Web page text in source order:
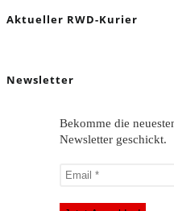
Aktueller RWD-Kurier
Newsletter
Bekomme die
Newsletter geschickt.